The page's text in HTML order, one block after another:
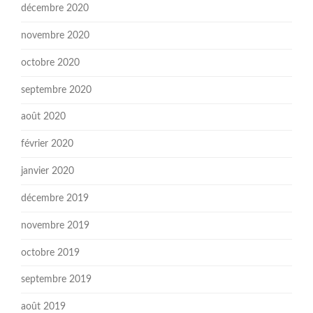
décembre 2020
novembre 2020
octobre 2020
septembre 2020
août 2020
février 2020
janvier 2020
décembre 2019
novembre 2019
octobre 2019
septembre 2019
août 2019